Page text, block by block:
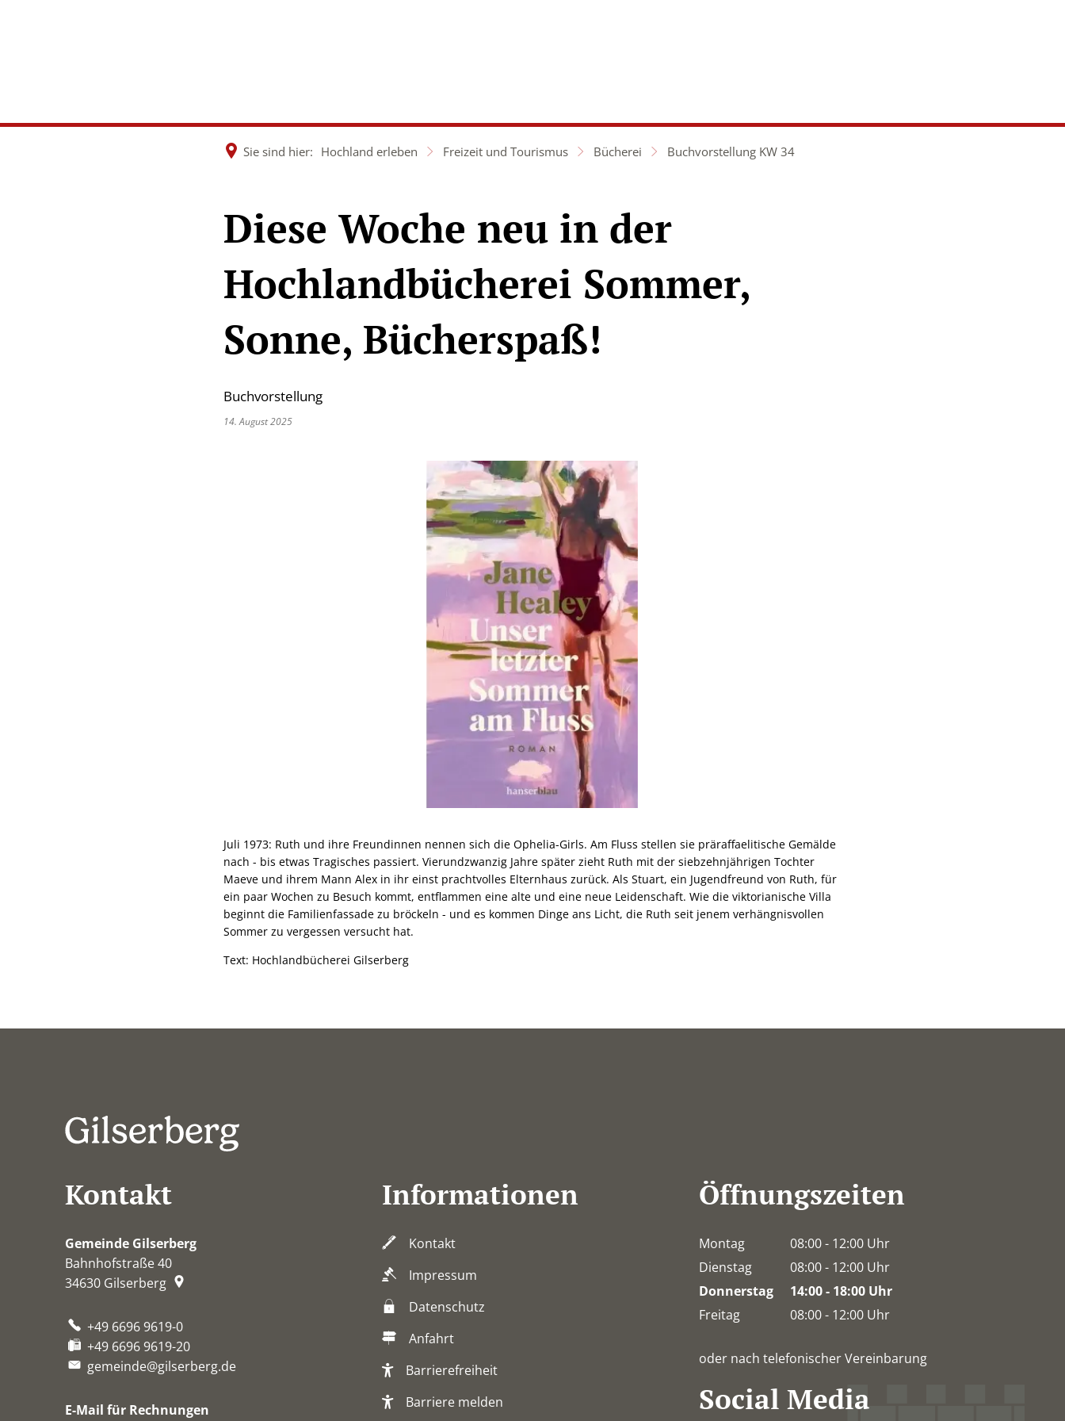
Sie sind hier: Hochland erleben Freizeit und Tourismus Bücherei Buchvorstellung KW 34
Diese Woche neu in der
Hochlandbücherei Sommer,
Sonne, Bücherspaß!
Buchvorstellung
14. August 2025
Juli 1973: Ruth und ihre Freundinnen nennen sich die Ophelia-Girls. Am Fluss stellen sie präraffaelitische Gemälde
nach - bis etwas Tragisches passiert. Vierundzwanzig Jahre später zieht Ruth mit der siebzehnjährigen Tochter
Maeve und ihrem Mann Alex in ihr einst prachtvolles Elternhaus zurück. Als Stuart, ein Jugendfreund von Ruth, für
ein paar Wochen zu Besuch kommt, entflammen eine alte und eine neue Leidenschaft. Wie die viktorianische Villa
beginnt die Familienfassade zu bröckeln - und es kommen Dinge ans Licht, die Ruth seit jenem verhängnisvollen
Sommer zu vergessen versucht hat.
Text: Hochlandbücherei Gilserberg
Kontakt
Gemeinde Gilserberg
Bahnhofstraße 40
34630 Gilserberg
+49 6696 9619-0
+49 6696 9619-20
gemeinde@gilserberg.de
E-Mail für Rechnungen
Informationen
Kontakt
Impressum
Datenschutz
Anfahrt
Barrierefreiheit
Barriere melden
Öffnungszeiten
Montag 08:00- 12:00 Uhr
Von 08:00 bis 12:00 Uhr
Dienstag 08:00- 12:00 Uhr
Von 08:00 bis 12:00 Uhr
Donnerstag 14:00- 18:00 Uhr
Von 14:00 bis 18:00 Uhr
Freitag 08:00- 12:00 Uhr
oder nach telefonischer Vereinbarung
Social Media